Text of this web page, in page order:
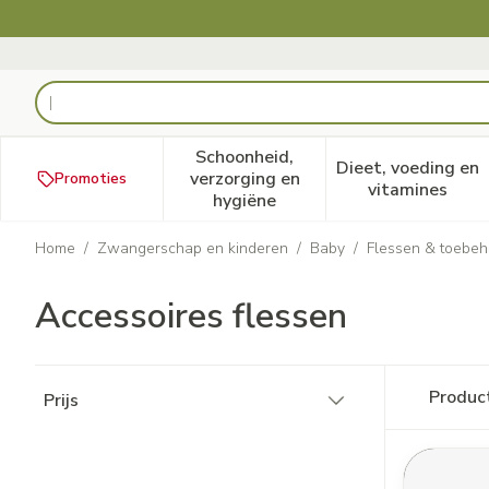
Product, merk, categorie...
Promoties
Schoonheid,
verzorging en
hygiëne
Toon submenu voor
Dieet, voeding en
vitamines
Toon
Home / Zwangerschap en kinderen / Baby / Flessen &
Accessoires flessen
Prijs